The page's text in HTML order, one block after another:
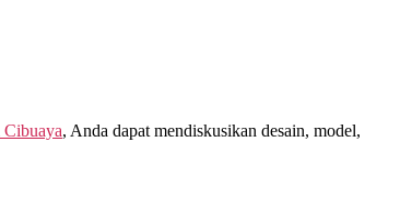
Cibuaya, Anda dapat mendiskusikan desain, model,